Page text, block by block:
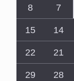
7
8
14
15
21
22
28
29